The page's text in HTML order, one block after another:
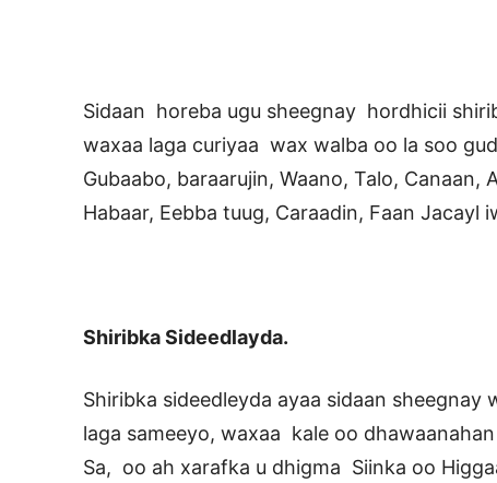
Sidaan horeba ugu sheegnay hordhicii
waxaa laga curiyaa wax walba oo la soo
Gubaabo, baraarujin, Waano, Talo, Canaan,
Habaar, Eebba tuug, Caraadin, Faan Jacayl
Shiribka Sideedlayda.
Shiribka sideedleyda ayaa sidaan
laga sameeyo, waxaa kale oo
Sa, oo ah xarafka u dhigma Siinka oo